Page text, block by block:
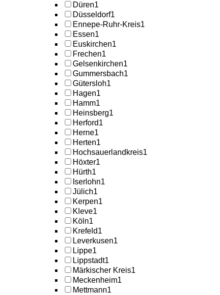
Düren1
Düsseldorf1
Ennepe-Ruhr-Kreis1
Essen1
Euskirchen1
Frechen1
Gelsenkirchen1
Gummersbach1
Gütersloh1
Hagen1
Hamm1
Heinsberg1
Herford1
Herne1
Herten1
Hochsauerlandkreis1
Höxter1
Hürth1
Iserlohn1
Jülich1
Kerpen1
Kleve1
Köln1
Krefeld1
Leverkusen1
Lippe1
Lippstadt1
Märkischer Kreis1
Meckenheim1
Mettmann1